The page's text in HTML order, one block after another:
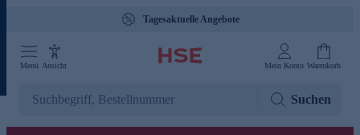
Tagesaktuelle Angebote
Menü Ansicht Mein Konto Warenkorb
Suchen